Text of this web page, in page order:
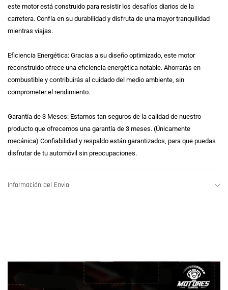
este motor está construido para resistir los desafíos diarios de la
carretera. Confía en su durabilidad y disfruta de una mayor tranquilidad
mientras viajas.
Eficiencia Energética: Gracias a su diseño optimizado, este motor
reconstruido ofrece una eficiencia energética notable. Ahorrarás en
combustible y contribuirás al cuidado del medio ambiente, sin
comprometer el rendimiento.
Garantía de 3 Meses: Estamos tan seguros de la calidad de nuestro
producto que ofrecemos una garantía de 3 meses. (Únicamente
mecánica) Confiabilidad y respaldo están garantizados, para que puedas
disfrutar de tu automóvil sin preocupaciones.
Información del Envio